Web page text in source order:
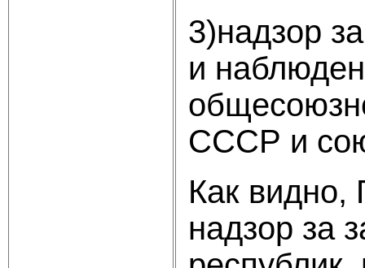
3)надзор
и
СССР и
Как видно,
надзор за